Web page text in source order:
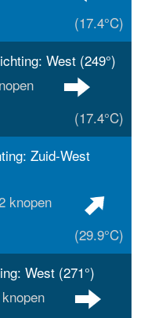
(17.4°C)
West (249°)
(17.4°C)
Zuid-West
knopen
(29.9°C)
West (271°)